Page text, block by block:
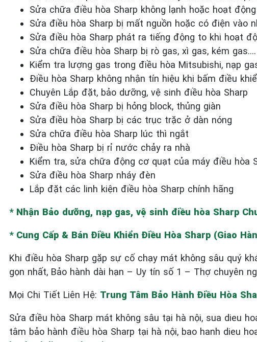
Sửa chữa điều hòa Sharp không lạnh hoặc hoạt
Sửa điều hòa Sharp bị mất nguồn hoặc có điện vào
Sửa điều hòa Sharp phát ra tiếng động to khi hoạt
Sửa chữa điều hòa Sharp bị rò gas, xì gas, kém gas….
Kiểm tra lượng gas trong điều hòa Mitsubishi, nạp
Điều hòa Sharp không nhận tín hiệu khi bấm điều
Chuyên Lắp đặt, bảo dưỡng, vệ sinh điều hòa Sharp
Sửa điều hòa Sharp bị hỏng block, thủng giàn
Sửa điều hòa Sharp bị các trục trặc ở dàn nóng
Sửa chữa điều hòa Sharp lúc thì ngắt
Điều hòa Sharp bị rỉ nước chảy ra nhà
Kiểm tra, sửa chữa động cơ quạt của máy điều hòa
Sửa điều hòa Sharp nháy đèn
Lắp đặt các linh kiện điều hòa Sharp chính hãng
* Nhận Bảo dưỡng, nạp gas, vệ sinh điều hòa Sharp
* Cung Cấp & Bán Điều Khiển Điều Hòa Sharp (Giao
Khi điều hòa Sharp gặp sự cố chạy mát không sâu quý
gọn nhất, Bảo hành dài hạn – Uy tín số 1 – Thợ chuyên
Mọi Chi Tiết Liên Hệ: Trung Tâm Bảo Hành Điều Hòa
Sửa điều hòa Sharp mát không sâu tại hà nội, sua dieu
tâm bảo hành điều hòa Sharp tại hà nội, bao hanh dieu